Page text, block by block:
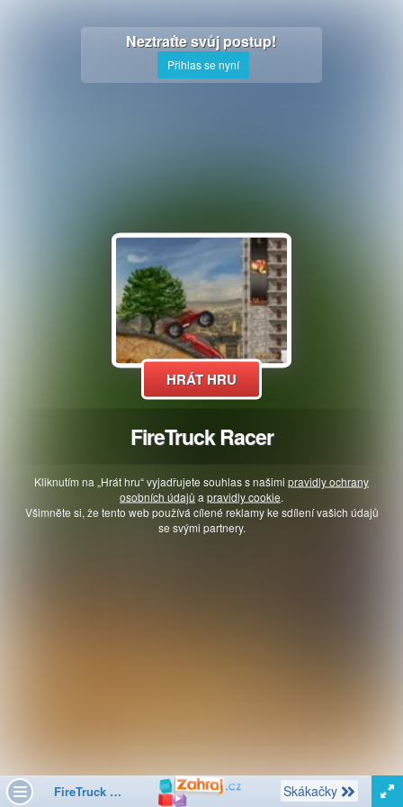
HRÁT HRU
FireTruck Racer
Kliknutím na „Hrát hru“ vyjadřujete souhlas s našimi pravidly ochrany
osobních údajů a pravidly cookie
Všimněte si, že tento web používá cílené reklamy ke sdílení vašich údajů
se svými partnery.
Neztraťte svůj postup!
Přihlas se nyní
Toggle
FireTruck Racer Další
Skákačky